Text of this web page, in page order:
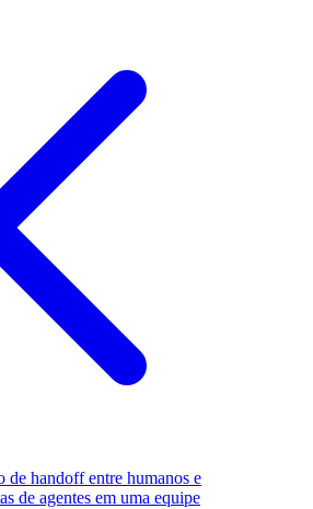
handoff entre humanos e
de agentes em uma equipe